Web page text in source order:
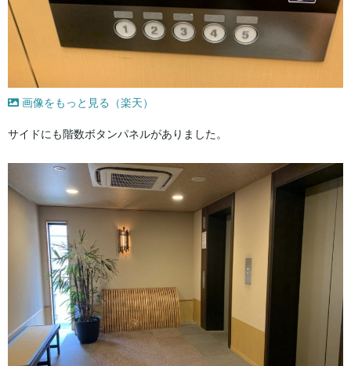
画像をもっと見る（楽天）
サイドにも階数ボタンパネルがありました。